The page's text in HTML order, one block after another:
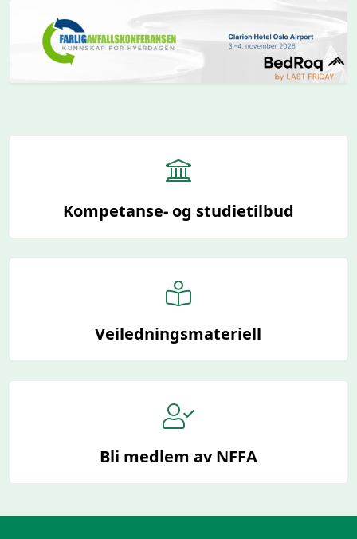
Kompetanse- og studietilbud
Veiledningsmateriell
Bli medlem av NFFA